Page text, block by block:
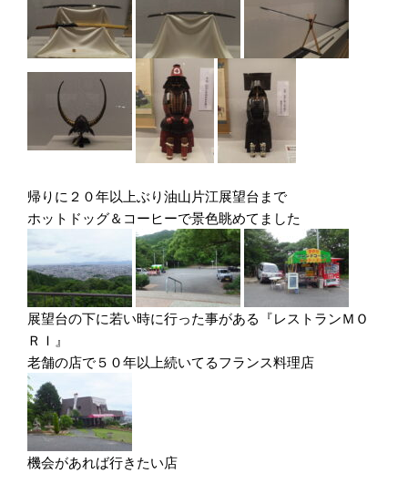
帰りに２０年以上ぶり油山片江展望台まで
ホットドッグ＆コーヒーで景色眺めてました
展望台の下に若い時に行った事がある『レストランＭＯ
ＲＩ』
老舗の店で５０年以上続いてるフランス料理店
機会があれば行きたい店